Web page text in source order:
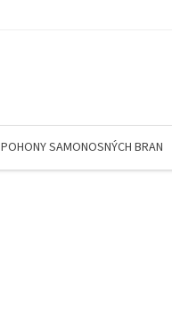
POHONY SAMONOSNÝCH BRAN